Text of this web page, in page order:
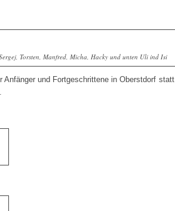
Torsten, Manfred, Micha, Hacky und unten Uli ind Isi
und Fortgeschrittene in Oberstdorf